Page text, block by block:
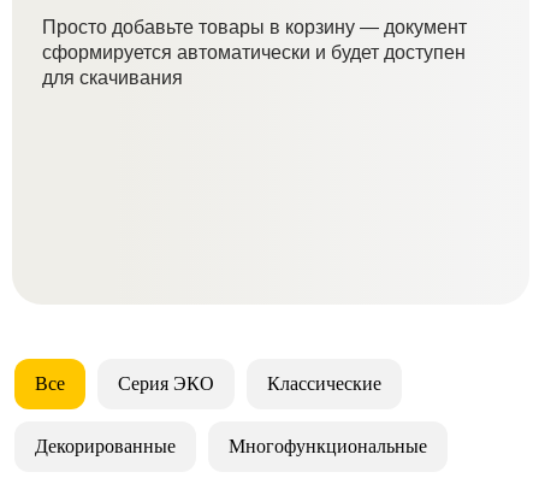
Просто добавьте товары в корзину — документ
сформируется автоматически и будет доступен
для скачивания
Все Серия ЭКО Классические
Декорированные Многофункциональные